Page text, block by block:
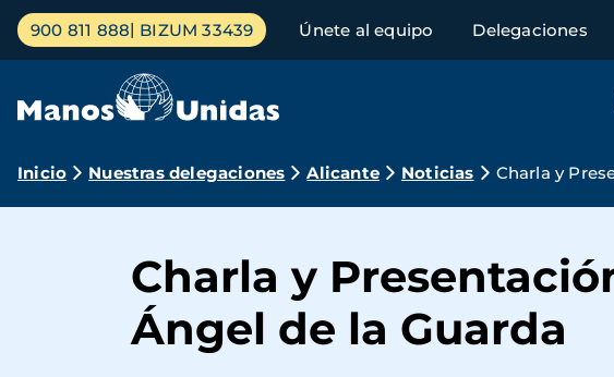
Pasar
contenido
Menú
principal
900 811 888 BIZUM 33439 Únete al equipo Delegaciones
Ruta
navegación
Inicio Nuestras delegaciones Alicante Noticias Charla y
Charla y
Ángel de la Guarda